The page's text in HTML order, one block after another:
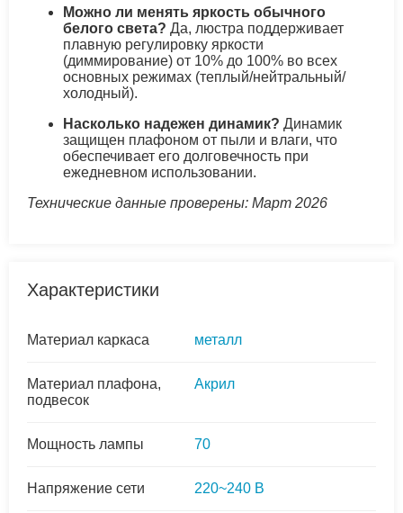
Можно ли менять яркость обычного
белого света? Да, люстра поддерживает
плавную регулировку яркости
(диммирование) от 10% до 100% во всех
основных режимах (теплый/нейтральный/
холодный).
Насколько надежен динамик? Динамик
защищен плафоном от пыли и влаги, что
обеспечивает его долговечность при
ежедневном использовании.
Технические данные проверены: Март 2026
Характеристики
Материал каркаса металл
Материал плафона,
подвесок
Акрил
Мощность лампы 70
Напряжение сети 220~240 В